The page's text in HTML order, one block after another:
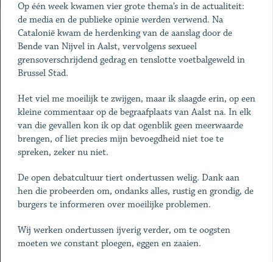
Op één week kwamen vier grote thema’s in de actualiteit:
de media en de publieke opinie werden verwend. Na
Catalonië kwam de herdenking van de aanslag door de
Bende van Nijvel in Aalst, vervolgens sexueel
grensoverschrijdend gedrag en tenslotte voetbalgeweld in
Brussel Stad.
Het viel me moeilijk te zwijgen, maar ik slaagde erin, op een
kleine commentaar op de begraafplaats van Aalst na. In elk
van die gevallen kon ik op dat ogenblik geen meerwaarde
brengen, of liet precies mijn bevoegdheid niet toe te
spreken, zeker nu niet.
De open debatcultuur tiert ondertussen welig. Dank aan
hen die probeerden om, ondanks alles, rustig en grondig, de
burgers te informeren over moeilijke problemen.
Wij werken ondertussen ijverig verder, om te oogsten
moeten we constant ploegen, eggen en zaaien.